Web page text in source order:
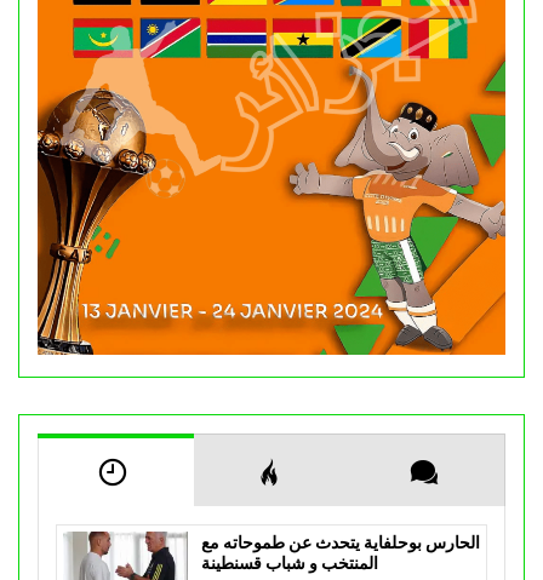
الحارس بوحلفاية يتحدث عن طموحاته مع
المنتخب و شباب قسنطينة